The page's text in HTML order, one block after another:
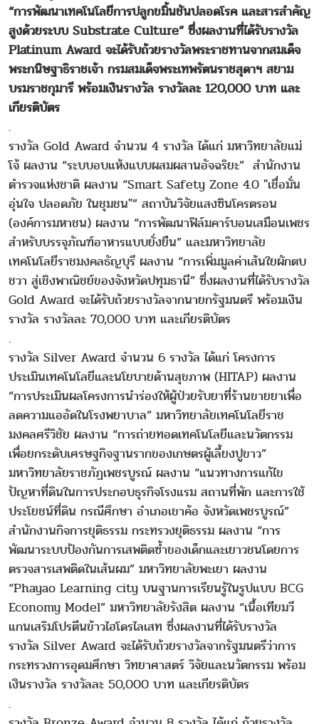
“การพัฒนาเทคโนโลยีการปลูกขมิ้นชันปลอดโรค และสารสำคัญ
สูงด้วยระบบ Substrate Culture” ซึ่งผลงานที่ได้รับรางวัล
Platinum Award จะได้รับถ้วยรางวัลพระราชทานจากสมเด็จ
พระกนิษฐาธิราชเจ้า กรมสมเด็จพระเทพรัตนราชสุดาฯ สยาม
บรมราชกุมารี พร้อมเงินรางวัล รางวัลละ 120,000 บาท และ
เกียรติบัตร
.
รางวัล Gold Award จำนวน 4 รางวัล ได้แก่ มหาวิทยาลัยแม่
โจ้ ผลงาน “ระบบอบแห้งแบบผสมผสานอัจฉริยะ” สำนักงาน
ตำรวจแห่งชาติ ผลงาน “Smart Safety Zone 4.0 "เชื่อมั่น
อุ่นใจ ปลอดภัย ในชุมชน"” สถาบันวิจัยแสงซินโครตรอน
(องค์การมหาชน) ผลงาน “การพัฒนาฟิล์มคาร์บอนเสมือนเพชร
สำหรับบรรจุภัณฑ์อาหารแบบยั่งยืน” และมหาวิทยาลัย
เทคโนโลยีราชมงคลธัญบุรี ผลงาน “การเพิ่มมูลค่าเส้นใยผักตบ
ชวา สู่เชิงพาณิชย์ของจังหวัดปทุมธานี” ซึ่งผลงานที่ได้รับรางวัล
Gold Award จะได้รับถ้วยรางวัลจากนายกรัฐมนตรี พร้อมเงิน
รางวัล รางวัลละ 70,000 บาท และเกียรติบัตร
.
รางวัล Silver Award จำนวน 6 รางวัล ได้แก่ โครงการ
ประเมินเทคโนโลยีและนโยบายด้านสุขภาพ (HITAP) ผลงาน
“การประเมินผลโครงการนำร่องให้ผู้ป่วยรับยาที่ร้านขายยาเพื่อ
ลดความแออัดในโรงพยาบาล” มหาวิทยาลัยเทคโนโลยีราช
มงคลศรีวิชัย ผลงาน “การถ่ายทอดเทคโนโลยีและนวัตกรรม
เพื่อยกระดับเศรษฐกิจฐานรากของเกษตรผู้เลี้ยงปูขาว”
มหาวิทยาลัยราชภัฏเพชรบูรณ์ ผลงาน “แนวทางการแก้ไข
ปัญหาที่ดินในการประกอบธุรกิจโรงแรม สถานที่พัก และการใช้
ประโยชน์ที่ดิน กรณีศึกษา อำเภอเขาค้อ จังหวัดเพชรบูรณ์”
สำนักงานกิจการยุติธรรม กระทรวงยุติธรรม ผลงาน “การ
พัฒนาระบบป้องกันการเสพติดซ้ำของเด็กและเยาวชนโดยการ
ตรวจสารเสพติดในเส้นผม” มหาวิทยาลัยพะเยา ผลงาน
“Phayao Learning city บนฐานการเรียนรู้ในรูปแบบ BCG
Economy Model” มหาวิทยาลัยรังสิต ผลงาน “เนื้อเทียมวี
แกนเสริมโปรตีนข้าวไฮโดรไลเสท ซึ่งผลงานที่ได้รับรางวัล
รางวัล Silver Award จะได้รับถ้วยรางวัลจากรัฐมนตรีว่าการ
กระทรวงการอุดมศึกษา วิทยาศาสตร์ วิจัยและนวัตกรรม พร้อม
เงินรางวัล รางวัลละ 50,000 บาท และเกียรติบัตร
.